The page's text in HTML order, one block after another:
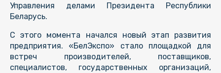
Управления делами Президента Республики
Беларусь.
С этого момента начался новый этап развития
предприятия. «БелЭкспо» стало площадкой для
встреч производителей, поставщиков,
специалистов, государственных организаций,